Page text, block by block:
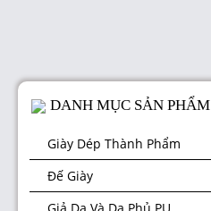
DANH MỤC SẢN PHẨM
Giày Dép Thành Phẩm
Đế Giày